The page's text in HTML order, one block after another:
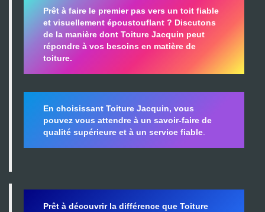
Prêt à faire le premier pas vers un toit fiable
et visuellement époustouflant ? Discutons
de la manière dont Toiture Jacquin peut
répondre à vos besoins en matière de
toiture.
En choisissant Toiture Jacquin, vous
pouvez vous attendre à un savoir-faire de
qualité supérieure et à un service fiable
Prêt à découvrir la différence que Toiture